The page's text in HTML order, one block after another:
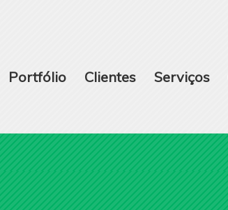
Portfólio Clientes Serviços